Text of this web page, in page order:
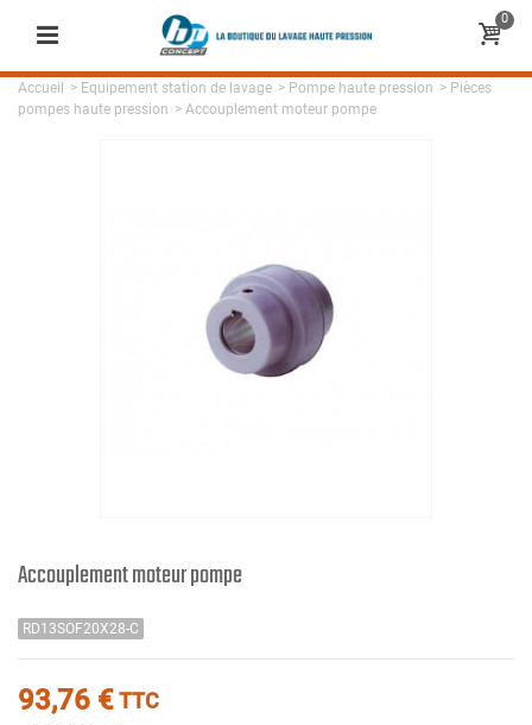
0
Accueil > Equipement station de lavage > Pompe haute pression > Pièces
pompes haute pression > Accouplement moteur pompe
Accouplement moteur pompe
RD13SOF20X28-C
93,76 €TTC